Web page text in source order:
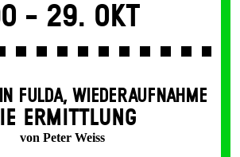
- 29. Okt
FULDA,WIEDERAUFNAHME
ERMITTLUNG
von Peter Weiss